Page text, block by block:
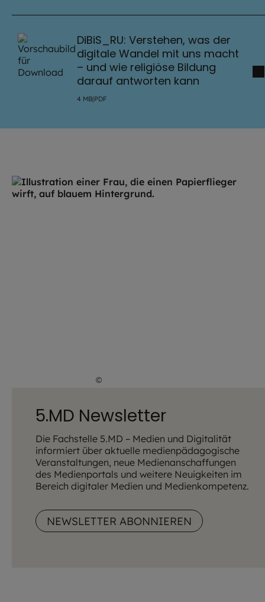
DiBiS_RU: Verstehen, was der
digitale Wandel mit uns macht
– und wie religiöse Bildung
darauf antworten kann
4 MB|PDF
©
5.MD Newsletter
Die Fachstelle 5.MD – Medien und Digitalität
informiert über aktuelle medienpädagogische
Veranstaltungen, neue Medienanschaffungen
des Medienportals und weitere Neuigkeiten im
Bereich digitaler Medien und Medienkompetenz.
NEWSLETTER ABONNIEREN